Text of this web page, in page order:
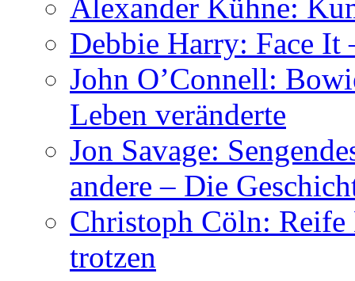
Alexander Kühne:
Debbie Harry: Face
John O’Connell:
Leben veränderte
Jon Savage:
andere – Die
Christoph Cöln:
trotzen